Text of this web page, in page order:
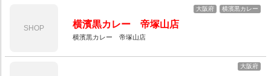
SHOP
大阪府 横濱黒カレー
横濱黒カレー 帝塚山店
横濱黒カレー 帝塚山店
大阪府